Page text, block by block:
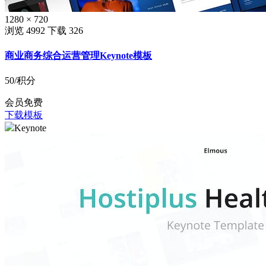
1280 × 720
浏览 4992 下载 326
商业商务综合运营管理Keynote模板
50/积分
会员免费
下载模板
Keynote